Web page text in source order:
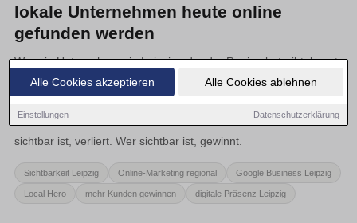
Alle Cookies akzeptieren Alle Cookies ablehnen
Einstellungen Datenschutzerklärung
lokale Unternehmen heute online
gefunden werden
Wer ein Unternehmen in Leipzig oder der Region betreibt, kennt
das: Gute Arbeit allein bringt keine neuen Aufträge mehr.
entscheiden dort in Sekunden. Wer in diesem Moment nicht
sichtbar ist, verliert. Wer sichtbar ist, gewinnt.
Sichtbarkeit Leipzig Online-Marketing regional Google Business Leipzig
Local Hero mehr Kunden gewinnen digitale Präsenz Leipzig